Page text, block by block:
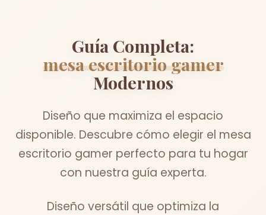
Guía Completa:
mesa escritorio gamer
Modernos
Diseño que maximiza el espacio
disponible. Descubre cómo elegir el mesa
escritorio gamer perfecto para tu hogar
con nuestra guía experta.
Diseño versátil que optimiza la